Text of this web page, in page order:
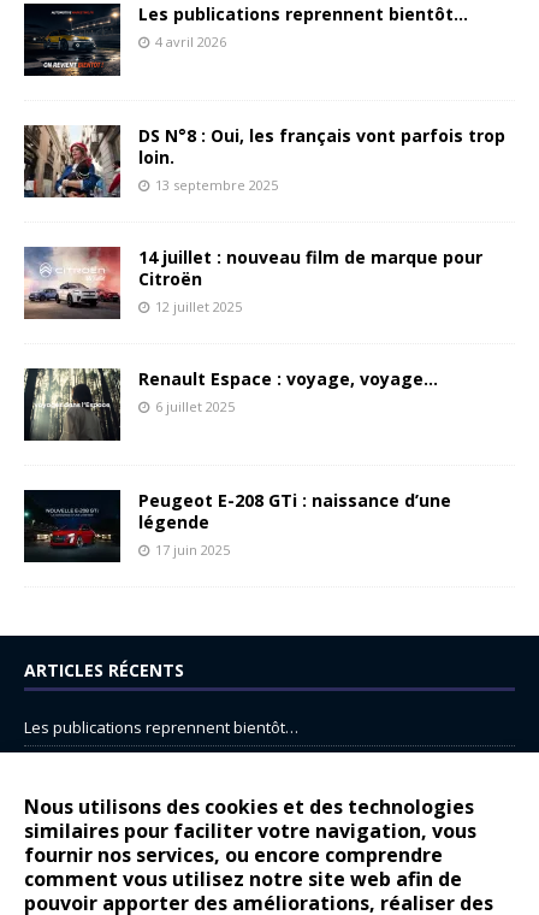
Nous utilisons des cookies et des technologies
similaires pour faciliter votre navigation, vous
fournir nos services, ou encore comprendre
comment vous utilisez notre site web afin de
pouvoir apporter des améliorations, réaliser des
Les publications reprennent bientôt…
4 avril 2026
DS N°8 : Oui, les français vont parfois trop
loin.
13 septembre 2025
14 juillet : nouveau film de marque pour
Citroën
12 juillet 2025
Renault Espace : voyage, voyage…
6 juillet 2025
Peugeot E-208 GTi : naissance d’une
légende
17 juin 2025
ARTICLES RÉCENTS
Les publications reprennent bientôt…
14 juillet : nouveau film de marque pour Citroën
Renault Espace : voyage, voyage…
Peugeot E-208 GTi : naissance d’une légende